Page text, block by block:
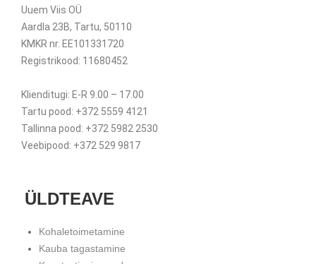
Uuem Viis OÜ
Aardla 23B, Tartu, 50110
KMKR nr. EE101331720
Registrikood: 11680452
Klienditugi: E-R 9.00 – 17.00
Tartu pood: +372 5559 4121
Tallinna pood: +372 5982 2530
Veebipood: +372 529 9817
ÜLDTEAVE
Kohaletoimetamine
Kauba tagastamine